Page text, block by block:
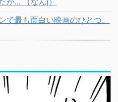
で最も面白い映画のひとつ、